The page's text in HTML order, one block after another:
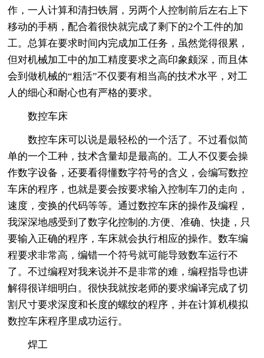
作，一人计算和清扫铁屑，另两个人控制前后左右上下
移动的手柄，配合着很快就完成了剩下的2个工件的加
工。总算在要求时间内完成加工任务，虽然觉得很累，
但对机械加工中的加工精度要求之高印象颇深，而且体
会到做机械的“粗活”不仅要有相当高的技术水平，对工
人的细心和耐心也有严格的要求。
数控车床
数控车床可以说是最轻松的一个活了。不过看似简
单的一个工种，技术含量却是最高的。工人不仅要会操
作数字设备，还要看得懂数字符号的含义，会编写数控
车床的程序，也就是要会按要求输入控制车刀的走向，
速度，变换的代码等等。通过数控车床的操作及编程，
我深深地感受到了数字化控制的.方便、准确、快捷，只
要输入正确的程序，车床就会执行相应的操作。数车编
程要求非常高，编错一个符号就可能导致数车运行不
了。不过编程对我来说并不是非常的难，编程指导也讲
解得很详细明白。很快我就按老师的要求编译完成了切
割尺寸要求深度和长度的螺纹的程序，并在计算机模拟
数控车床程序里成功运行。
焊工